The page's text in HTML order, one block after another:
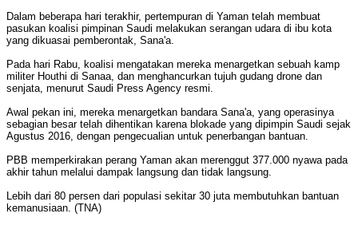
Dalam beberapa hari terakhir, pertempuran di Yaman telah membuat
pasukan koalisi pimpinan Saudi melakukan serangan udara di ibu kota
yang dikuasai pemberontak, Sana'a.
Pada hari Rabu, koalisi mengatakan mereka menargetkan sebuah kamp
militer Houthi di Sanaa, dan menghancurkan tujuh gudang drone dan
senjata, menurut Saudi Press Agency resmi.
Awal pekan ini, mereka menargetkan bandara Sana'a, yang operasinya
sebagian besar telah dihentikan karena blokade yang dipimpin Saudi sejak
Agustus 2016, dengan pengecualian untuk penerbangan bantuan.
PBB memperkirakan perang Yaman akan merenggut 377.000 nyawa pada
akhir tahun melalui dampak langsung dan tidak langsung.
Lebih dari 80 persen dari populasi sekitar 30 juta membutuhkan bantuan
kemanusiaan. (TNA)